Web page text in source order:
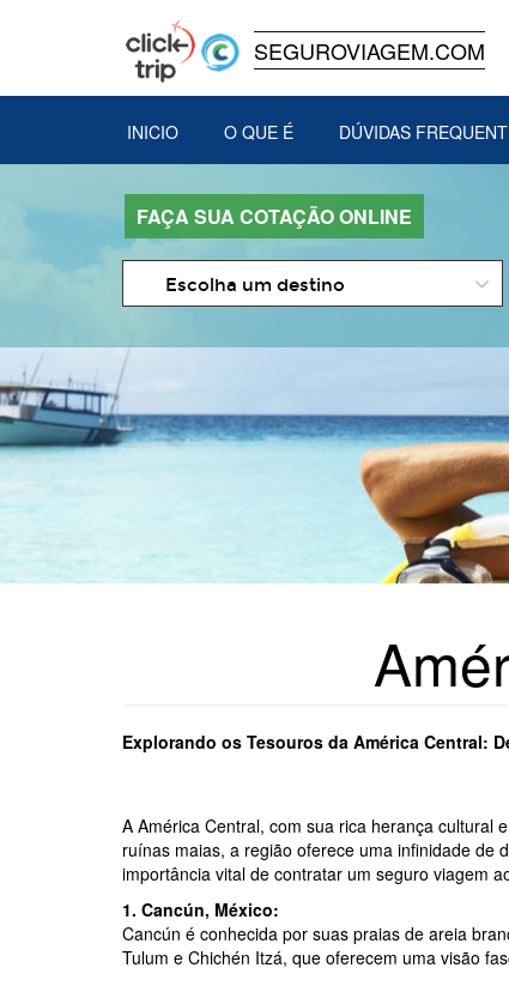
SEGUROVIAGEM.COM
INICIO O QUE É DÚVIDAS
FAÇA SUA COTAÇÃO ONLINE
Escolha um destino
Explorando os Tesouros da América Central:
A América Central, com sua rica herança cultural
ruínas maias, a região oferece uma infinidade de
importância vital de contratar um seguro viagem
1. Cancún, México:
Cancún é conhecida por suas praias de areia
Tulum e Chichén Itzá, que oferecem uma visão